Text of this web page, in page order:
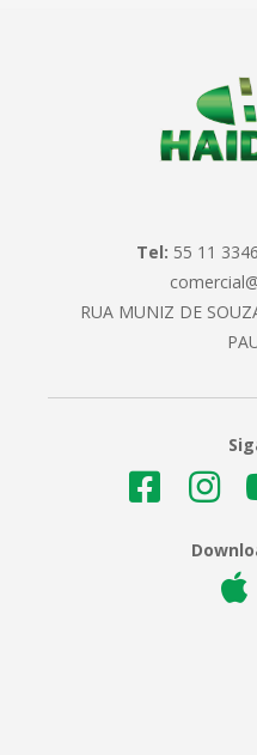
Tel: 55 11
RUA MUNIZ DE